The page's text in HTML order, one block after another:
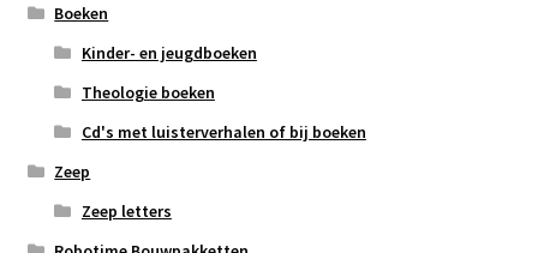
Boeken
Kinder- en jeugdboeken
Theologie boeken
Cd's met luisterverhalen of bij boeken
Zeep
Zeep letters